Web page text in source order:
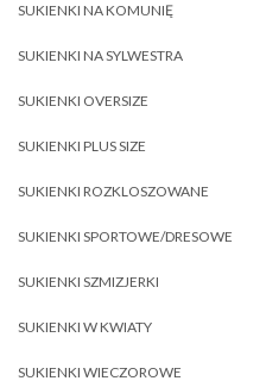
SUKIENKI NA KOMUNIĘ
SUKIENKI NA SYLWESTRA
SUKIENKI OVERSIZE
SUKIENKI PLUS SIZE
SUKIENKI ROZKLOSZOWANE
SUKIENKI SPORTOWE/DRESOWE
SUKIENKI SZMIZJERKI
SUKIENKI W KWIATY
SUKIENKI WIECZOROWE